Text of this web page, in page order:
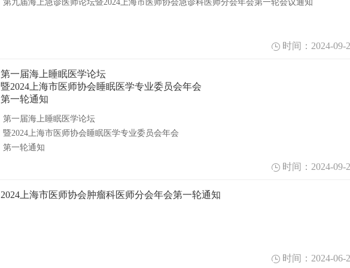
第九届海上急诊医师论坛暨2024上海市医师协会急诊科医师分会年会第一轮会议通知
时间：2024-09-
第一届海上睡眠医学论坛
暨2024上海市医师协会睡眠医学专业委员会年会
第一轮通知
第一届海上睡眠医学论坛
暨2024上海市医师协会睡眠医学专业委员会年会
第一轮通知
时间：2024-09-
2024上海市医师协会肿瘤科医师分会年会第一轮通知
时间：2024-06-